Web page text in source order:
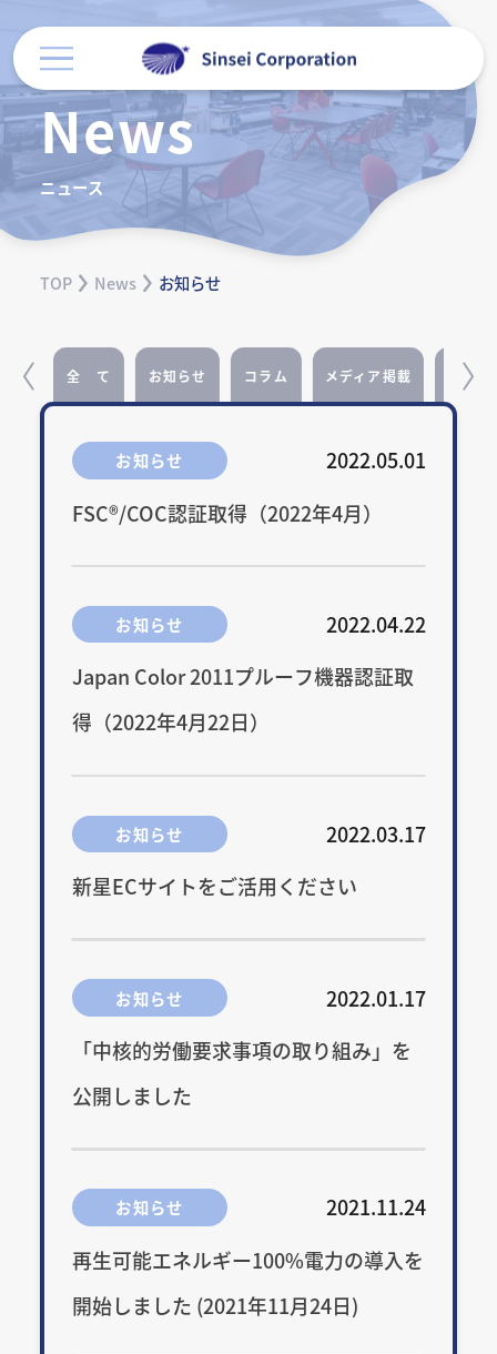
News
ニュース
TOP News お知らせ
会 全 て お知らせ コラム メディア掲載 展示会
お知らせ
2022.05.01
FSC®/COC認証取得（2022年4月）
お知らせ
2022.04.22
Japan Color 2011プルーフ機器認証取
得（2022年4月22日）
お知らせ
2022.03.17
新星ECサイトをご活用ください
お知らせ
2022.01.17
「中核的労働要求事項の取り組み」を
公開しました
お知らせ
2021.11.24
再生可能エネルギー100%電力の導入を
開始しました (2021年11月24日)